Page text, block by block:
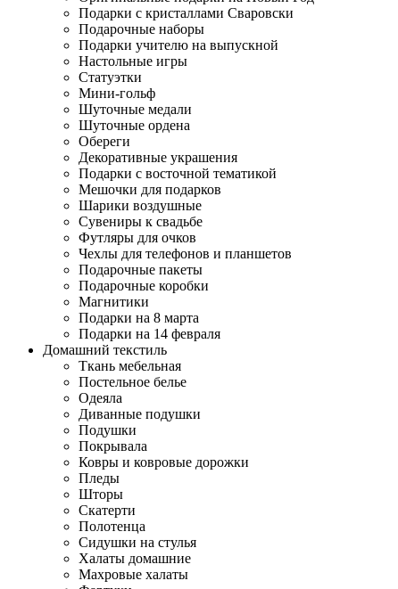
Подарки с кристаллами Сваровски
Подарочные наборы
Подарки учителю на выпускной
Настольные игры
Статуэтки
Мини-гольф
Шуточные медали
Шуточные ордена
Обереги
Декоративные украшения
Подарки с восточной тематикой
Мешочки для подарков
Шарики воздушные
Сувениры к свадьбе
Футляры для очков
Чехлы для телефонов и планшетов
Подарочные пакеты
Подарочные коробки
Магнитики
Подарки на 8 марта
Подарки на 14 февраля
Домашний текстиль
Ткань мебельная
Постельное белье
Одеяла
Диванные подушки
Подушки
Покрывала
Ковры и ковровые дорожки
Пледы
Шторы
Скатерти
Полотенца
Сидушки на стулья
Халаты домашние
Махровые халаты